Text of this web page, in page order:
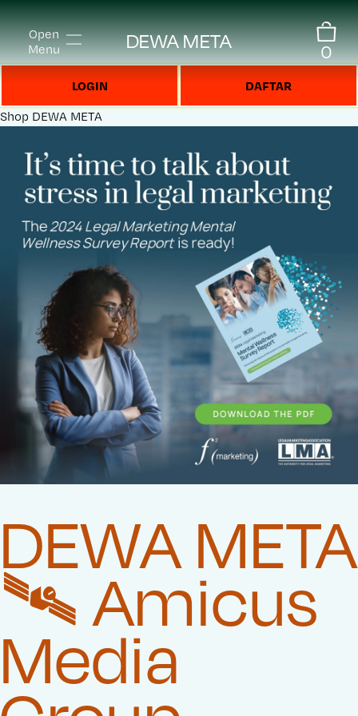
Open
Menu
DEWA META 0
LOGIN DAFTAR
Shop DEWA META
DEWA META
🛰️‍ Amicus
Media